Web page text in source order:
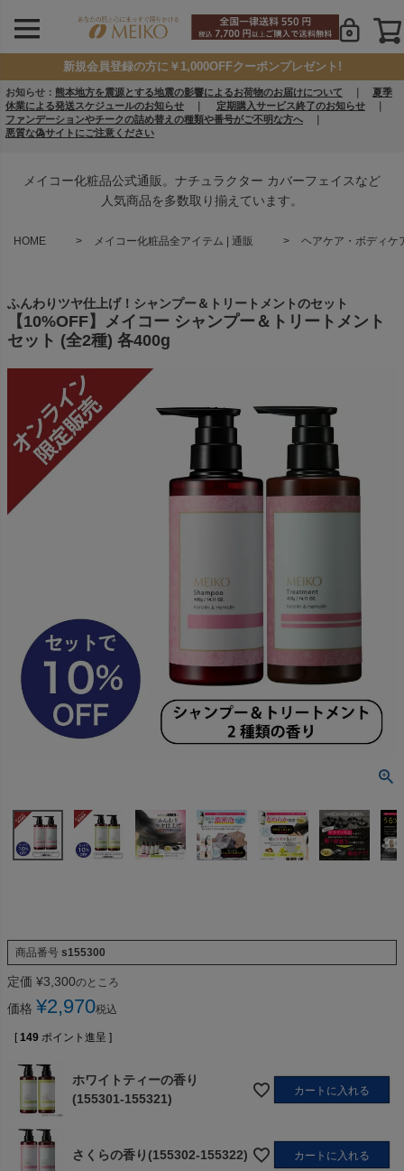
新規会員登録の方に￥1,000OFFクーポンプレゼント!
お知らせ： 熊本地方を震源とする地震の影響によるお荷物のお届けについて
夏季
休業による発送スケジュールのお知らせ
定期購入サービス終了のお知らせ
ファンデーションやチークの詰め替えの種類や番号がご不明な方へ
悪質な偽サイトにご注意ください
メイコー化粧品公式通販。ナチュラクター カバーフェイスなど
人気商品を多数取り揃えています。
HOME メイコー化粧品全アイテム | 通販 ヘアケア・ボディケ
ふんわりツヤ仕上げ！シャンプー＆トリートメントのセット
【10%OFF】メイコー シャンプー＆トリートメント
セット (全2種) 各400g
商品番号 s155300
定価 ¥3,300のところ
価格 ¥2,970税込
[ 149 ポイント進呈 ]
ホワイトティーの香り
(155301-155321)
カートに入れる
さくらの香り(155302-155322) カートに入れる